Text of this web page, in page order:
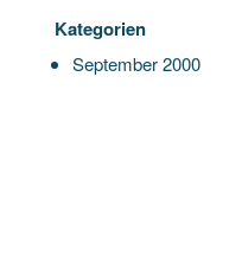
Kategorien
September 2000